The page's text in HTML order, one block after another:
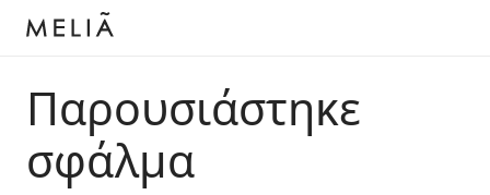
Παρουσιάστηκε
σφάλμα